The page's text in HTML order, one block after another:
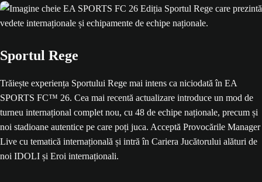
Sportul Rege
Trăiește experiența Sportului Rege mai intens ca niciodată în EA
SPORTS FC™ 26. Cea mai recentă actualizare introduce un mod de
turneu internațional complet nou, cu 48 de echipe naționale, precum și
noi stadioane autentice pe care poți juca. Acceptă Provocările Manager
Live cu tematică internațională și intră în Cariera Jucătorului alături de
noi IDOLI și Eroi internaționali.